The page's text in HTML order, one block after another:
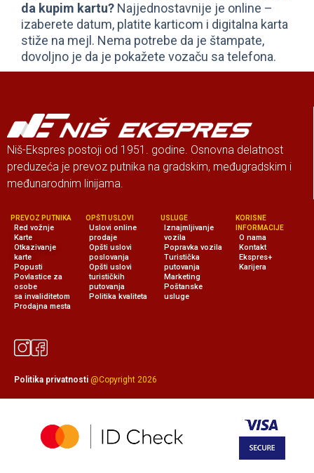
da kupim kartu? Najjednostavnije je online –
izaberete datum, platite karticom i digitalna karta
stiže na mejl. Nema potrebe da je štampate,
dovoljno je da je pokažete vozaču sa telefona.
Niš-Ekspres postoji od 1951. godine. Osnovna delatnost
preduzeća je prevoz putnika na gradskim, međugradskim i
međunarodnim linijama.
PREVOZ PUTNIKA
Red vožnje
Karte
Otkazivanje
karte
Popusti
Povlastice za
osobe
sa invaliditetom
Prodajna mesta
OPŠTI USLOVI
Uslovi online
prodaje
Opšti uslovi
poslovanja
Opšti uslovi
turističkih
putovanja
Politika kvaliteta
USLUGE
Iznajmljivanje
vozila
Popravka vozila
Turistička
putovanja
Marketing
Poštanske
usluge
KORISNE
INFORMACIJE
O nama
Kontakt
Ekspres+
Karijera
Politika privatnosti @Copyright 2026